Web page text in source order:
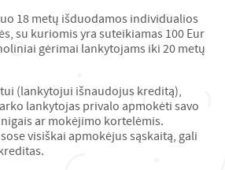
18 metų išduodamos individualios
su kuriomis yra suteikiamas 100 Eur
gėrimai lankytojams iki 20 metų
(lankytojui išnaudojus kreditą),
lankytojas privalo apmokėti savo
ar mokėjimo kortelėmis.
visiškai apmokėjus sąskaitą, gali